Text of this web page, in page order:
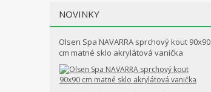
NOVINKY
Olsen Spa NAVARRA sprchový kout 90x90
cm matné sklo akrylátová vanička